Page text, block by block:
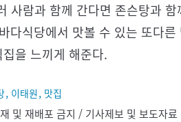
사람과 함께 간다면 존슨탕과
다식당에서 맛볼 수 있는 또다
집을 느끼게 해준다.
, 이태원, 맛집
및 재배포 금지 / 기사제보 및 보도자료